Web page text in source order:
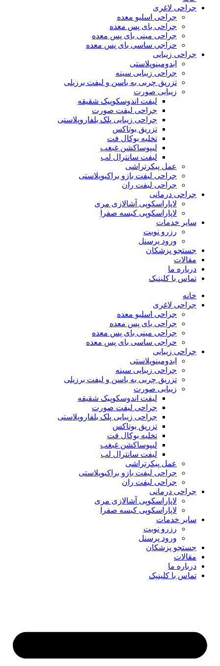
جراحی لاغری
جراحی اسلیو معده
جراحی بای پس معده
جراحی مینی بای پس معده
حراجی ساسی بای پس معده
جراحی زیبایی
ابدومینوپلاستی
جراحی زیبایی سینه
تزریق چربی به باسن و لیفت برزیلی
زیبایی صورت
لیفت اندوسکوپیک شقیقه
جراحی لیفت صورت
جراحی زیبایی پلک بلفاروپلاستی
تزریق بوتاکس
تخلیه بوکال فت
لیپوساکشن غبغب
لیفت سانترال لب
عمل پیکرتراشی
جراحی لیفت بازو براکیوپلاستی
جراحی لیفت ران
جراحی درمانی
لاپاراسکوپی آشالازی مری
لاپاراسکوپی کیسه صفرا
سایر خدمات
رزرو نوبت
ورود پرسنل
جستجو پزشکان
مقالات
درباره ما
تماس با کلینیک
خانه
جراحی لاغری
جراحی اسلیو معده
جراحی بای پس معده
جراحی مینی بای پس معده
حراجی ساسی بای پس معده
جراحی زیبایی
ابدومینوپلاستی
جراحی زیبایی سینه
تزریق چربی به باسن و لیفت برزیلی
زیبایی صورت
لیفت اندوسکوپیک شقیقه
جراحی لیفت صورت
جراحی زیبایی پلک بلفاروپلاستی
تزریق بوتاکس
تخلیه بوکال فت
لیپوساکشن غبغب
لیفت سانترال لب
عمل پیکرتراشی
جراحی لیفت بازو براکیوپلاستی
جراحی لیفت ران
جراحی درمانی
لاپاراسکوپی آشالازی مری
لاپاراسکوپی کیسه صفرا
سایر خدمات
رزرو نوبت
ورود پرسنل
جستجو پزشکان
مقالات
درباره ما
تماس با کلینیک